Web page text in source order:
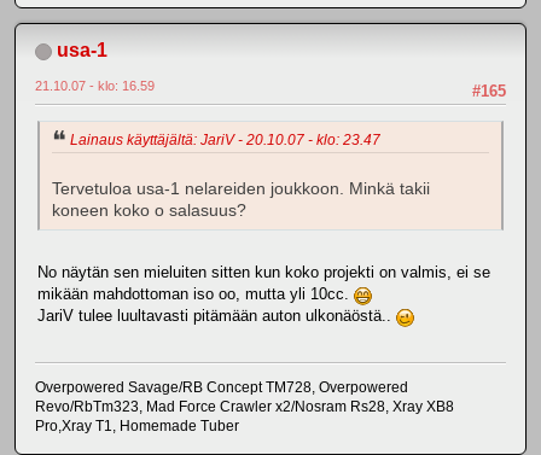
usa-1
#165
21.10.07 - klo: 16.59
Lainaus käyttäjältä: JariV - 20.10.07 - klo: 23.47
Tervetuloa usa-1 nelareiden joukkoon. Minkä takii
koneen koko o salasuus?
No näytän sen mieluiten sitten kun koko projekti on valmis, ei se
mikään mahdottoman iso oo, mutta yli 10cc.
JariV tulee luultavasti pitämään auton ulkonäöstä..
Overpowered Savage/RB Concept TM728, Overpowered
Revo/RbTm323, Mad Force Crawler x2/Nosram Rs28, Xray XB8
Pro,Xray T1, Homemade Tuber